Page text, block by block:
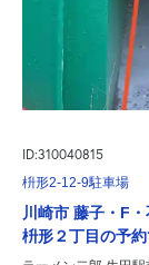
ID:310040815
枡形2-12-9駐車場
川崎市 藤子・F
枡形２丁目の予約